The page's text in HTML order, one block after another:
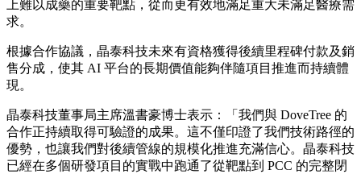
床前開發軌道，並加速其轉化為具有臨床價值的項目資產。
晶泰科技與 DoveTree 合作項目的快速推進，建立在雙方優勢
能力的互補之上：DoveTree 在靶點生物學、轉化醫學以及治
化技術提升分子發現的效率與規模化能力。
雙方優勢的結合，不僅能夠推動新藥研發項目從發現階段更快
進入臨床開發，同時也聚焦於具有明確臨床轉化潛力、但傳統